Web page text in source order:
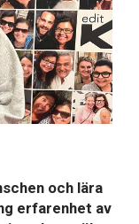
och lära
erfarenhet av